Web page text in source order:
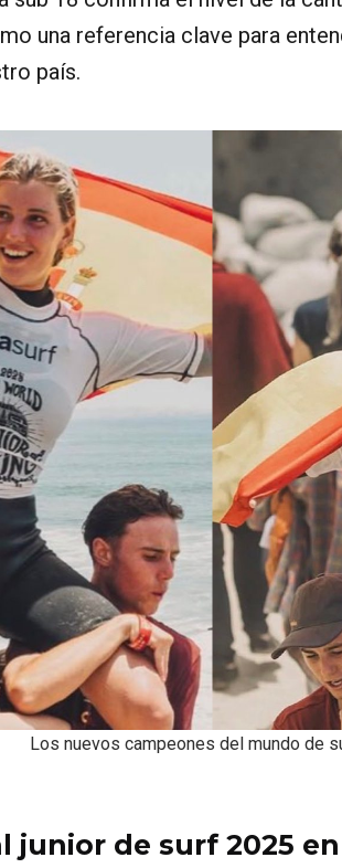
una referencia clave para
país.
Los nuevos campeones del mundo de
junior de surf 2025